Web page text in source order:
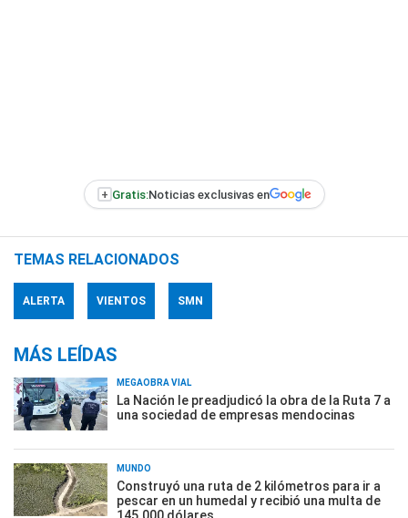
+ Gratis:Noticias exclusivas en
TEMAS RELACIONADOS
ALERTA VIENTOS SMN
MÁS LEÍDAS
MEGAOBRA VIAL
La Nación le preadjudicó la obra de la Ruta 7 a
una sociedad de empresas mendocinas
MUNDO
Construyó una ruta de 2 kilómetros para ir a
pescar en un humedal y recibió una multa de